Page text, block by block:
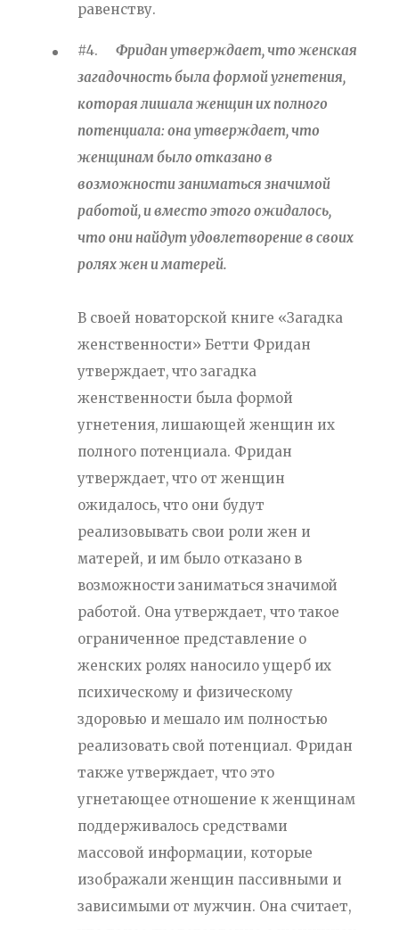
равенству.
#4. Фридан утверждает, что женская
загадочность была формой угнетения,
которая лишала женщин их полного
потенциала: она утверждает, что
женщинам было отказано в
возможности заниматься значимой
работой, и вместо этого ожидалось,
что они найдут удовлетворение в своих
ролях жен и матерей.
В своей новаторской книге «Загадка
женственности» Бетти Фридан
утверждает, что загадка
женственности была формой
угнетения, лишающей женщин их
полного потенциала. Фридан
утверждает, что от женщин
ожидалось, что они будут
реализовывать свои роли жен и
матерей, и им было отказано в
возможности заниматься значимой
работой. Она утверждает, что такое
ограниченное представление о
женских ролях наносило ущерб их
психическому и физическому
здоровью и мешало им полностью
реализовать свой потенциал. Фридан
также утверждает, что это
угнетающее отношение к женщинам
поддерживалось средствами
массовой информации, которые
изображали женщин пассивными и
зависимыми от мужчин. Она считает,